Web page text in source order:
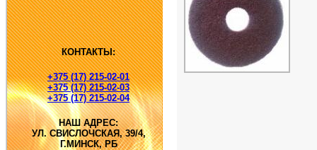
КОНТАКТЫ:
+375 (17) 215-02-01
+375 (17) 215-02-03
+375 (17) 215-02-04
НАШ АДРЕС:
УЛ. СВИСЛОЧСКАЯ, 39/4,
Г.МИНСК, РБ